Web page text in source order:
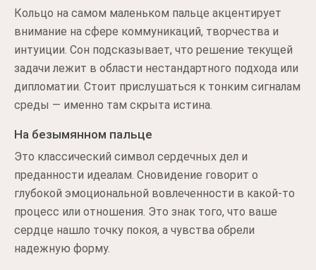
Кольцо на самом маленьком пальце акцентирует
внимание на сфере коммуникаций, творчества и
интуиции. Сон подсказывает, что решение текущей
задачи лежит в области нестандартного подхода или
дипломатии. Стоит прислушаться к тонким сигналам
среды — именно там скрыта истина.
На безымянном пальце
Это классический символ сердечных дел и
преданности идеалам. Сновидение говорит о
глубокой эмоциональной вовлеченности в какой-то
процесс или отношения. Это знак того, что ваше
сердце нашло точку покоя, а чувства обрели
надежную форму.